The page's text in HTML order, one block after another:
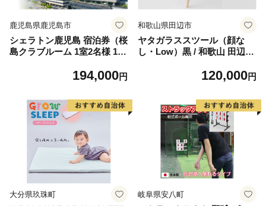
鹿児島県鹿児島市
シェラトン鹿児島 宿泊券（桜
島クラブルーム 1室2名様 1泊
194,000円
和歌山県田辺市
ヤタガラススツール（顔な
し・Low）黒 / 和歌山 田辺市
ル インテリア 八咫烏 【ymt0
120,000円
大分県玖珠町 岐阜県安八町